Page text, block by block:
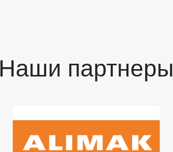
Наши партнеры